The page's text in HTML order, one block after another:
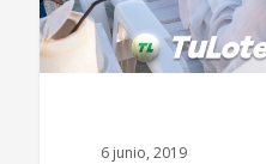
6 junio, 2019